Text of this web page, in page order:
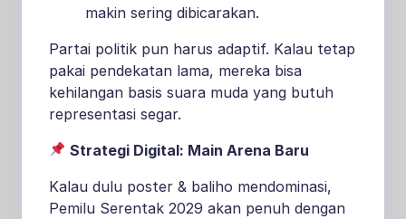
makin sering dibicarakan.
Partai politik pun harus adaptif. Kalau tetap
pakai pendekatan lama, mereka bisa
kehilangan basis suara muda yang butuh
representasi segar.
Strategi Digital: Main Arena Baru
Kalau dulu poster & baliho mendominasi,
Pemilu Serentak 2029 akan penuh dengan